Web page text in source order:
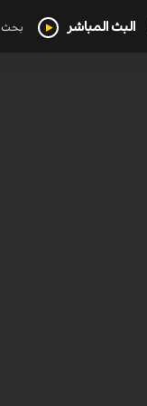
البث المباشر بحث